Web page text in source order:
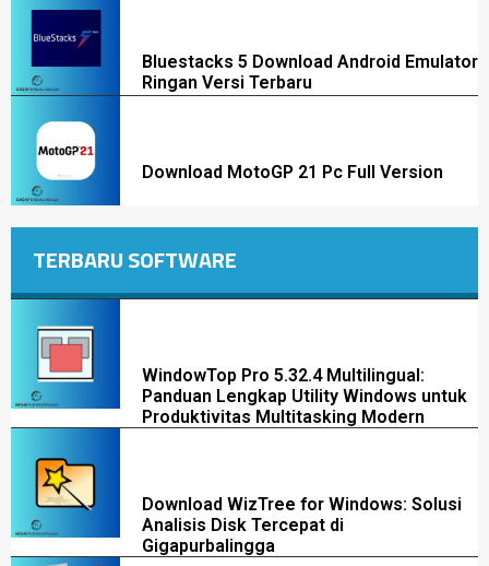
Bluestacks 5 Download Android Emulator
Ringan Versi Terbaru
Download MotoGP 21 Pc Full Version
TERBARU SOFTWARE
WindowTop Pro 5.32.4 Multilingual:
Panduan Lengkap Utility Windows untuk
Produktivitas Multitasking Modern
Download WizTree for Windows: Solusi
Analisis Disk Tercepat di
Gigapurbalingga